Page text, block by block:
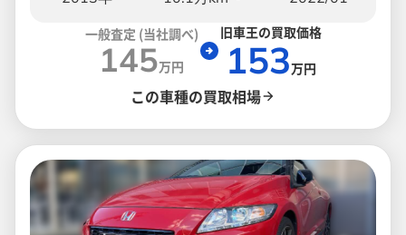
一般査定 (当社調べ)
145万円
旧車王の買取価格
153万円
この車種の買取相場